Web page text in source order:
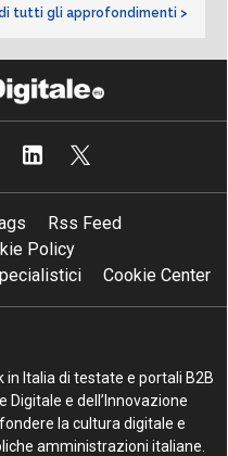
tutti gli approfondimenti >
Rss Feed
Policy
Cookie Center
in Italia di testate e portali B2B
e dell’Innovazione
la cultura digitale e
amministrazioni italiane.